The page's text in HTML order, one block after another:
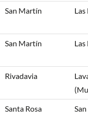
San Martín Las
San Martín Las
Rivadavia
Santa Rosa